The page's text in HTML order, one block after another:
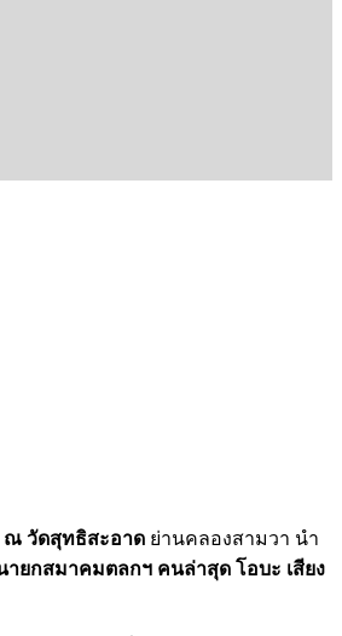
ณ วัดสุทธิสะอาด ย่านคลองสามวา นำ
ยกสมาคมตลกฯ คนล่าสุด โอบะ เสียง